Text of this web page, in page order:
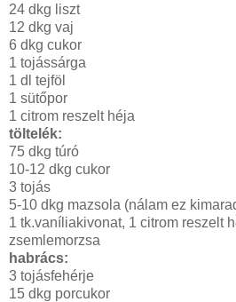
24 dkg liszt
12 dkg vaj
6 dkg cukor
1 tojássárga
1 dl tejföl
1 sütőpor
1 citrom reszelt héja
töltelék:
75 dkg túró
10-12 dkg cukor
3 tojás
5-10 dkg mazsola (nálam ez
1 tk.vaníliakivonat, 1 citrom reszelt
zsemlemorzsa
habrács:
3 tojásfehérje
15 dkg porcukor